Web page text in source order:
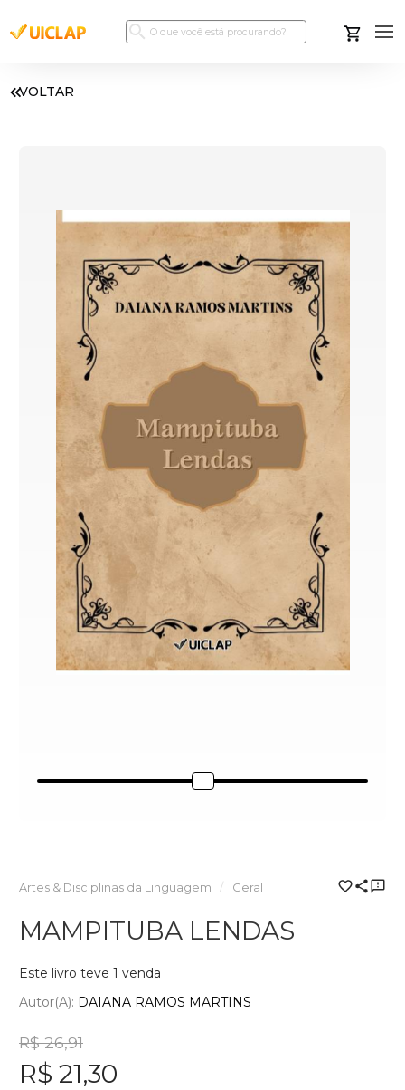
VOLTAR
Artes & Disciplinas da Linguagem Geral
MAMPITUBA LENDAS
Este livro teve 1 venda
Autor(a): DAIANA RAMOS MARTINS
R$ 26,91
R$ 21,30